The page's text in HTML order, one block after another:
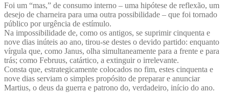
Foi um “mas,” de consumo interno – uma hipótese de reflexão, um
desejo de charneira para uma outra possibilidade – que foi tornado
público por urgência de estímulo.
Na impossibilidade de, como os antigos, se suprimir cinquenta e
nove dias inúteis ao ano, tirou-se destes o devido partido: enquanto
vírgula que, como Janus, olha simultaneamente para a frente e para
trás; como Februus, catártico, a extinguir o irrelevante.
Consta que, estrategicamente colocados no fim, estes cinquenta e
nove dias serviam o simples propósito de preparar e anunciar
Martius, o deus da guerra e patrono do, verdadeiro, início do ano.